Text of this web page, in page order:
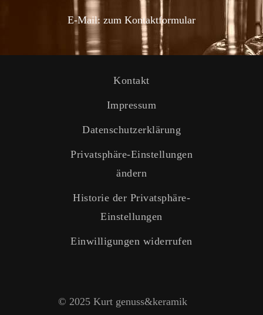
E-Mail: zum Kontaktformular
Kontakt
Impressum
Datenschutzerklärung
Privatsphäre-Einstellungen
ändern
Historie der Privatsphäre-
Einstellungen
Einwilligungen widerrufen
© 2025 Kurt genuss&keramik